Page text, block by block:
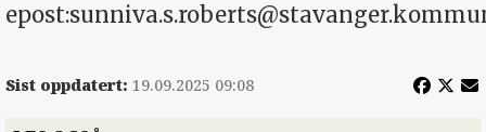
epost:
Sist oppdatert: 19.09.2025 09:08